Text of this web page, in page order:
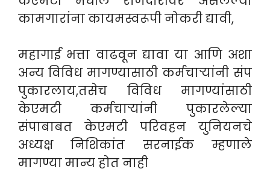
कामगारांना कायमस्वरूपी नोकरी द्यावी,
महागाई भत्ता वाढवून द्यावा या आणि अशा
अन्य विविध मागण्यासाठी कर्मचार्‍यांनी संप
पुकारलाय,तसेच विविध मागण्यांसाठी
केएमटी कर्मचाऱ्यांनी पुकारलेल्या
संपाबाबत केएमटी परिवहन युनियनचे
अध्यक्ष निशिकांत सरनाईक म्हणाले
मागण्या मान्य होत नाही